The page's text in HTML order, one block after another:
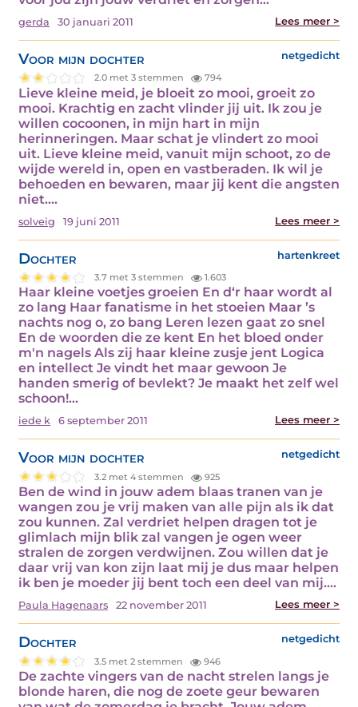
gerda 30 januari 2011 Lees meer >
Voor mijn dochter netgedicht
2.0 met 3 stemmen 794
Lieve kleine meid, je bloeit zo mooi, groeit zo
mooi. Krachtig en zacht vlinder jij uit. Ik zou je
willen cocoonen, in mijn hart in mijn
herinneringen. Maar schat je vlindert zo mooi
uit. Lieve kleine meid, vanuit mijn schoot, zo de
wijde wereld in, open en vastberaden. Ik wil je
behoeden en bewaren, maar jij kent die angsten
niet.…
solveig 19 juni 2011 Lees meer >
Dochter hartenkreet
3.7 met 3 stemmen 1.603
Haar kleine voetjes groeien En d‘r haar wordt al
zo lang Haar fanatisme in het stoeien Maar ’s
nachts nog o, zo bang Leren lezen gaat zo snel
En de woorden die ze kent En het bloed onder
m'n nagels Als zij haar kleine zusje jent Logica
en intellect Je vindt het maar gewoon Je
handen smerig of bevlekt? Je maakt het zelf wel
schoon!…
iede k 6 september 2011 Lees meer >
Voor mijn dochter netgedicht
3.2 met 4 stemmen 925
Ben de wind in jouw adem blaas tranen van je
wangen zou je vrij maken van alle pijn als ik dat
zou kunnen. Zal verdriet helpen dragen tot je
glimlach mijn blik zal vangen je ogen weer
stralen de zorgen verdwijnen. Zou willen dat je
daar vrij van kon zijn laat mij je dus maar helpen
ik ben je moeder jij bent toch een deel van mij.…
Paula Hagenaars 22 november 2011 Lees meer >
Dochter netgedicht
3.5 met 2 stemmen 946
De zachte vingers van de nacht strelen langs je
blonde haren, die nog de zoete geur bewaren